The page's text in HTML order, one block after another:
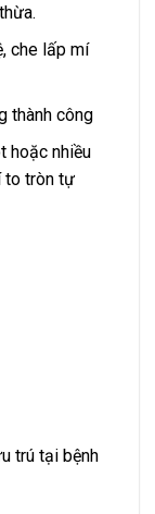
che lấp mí
thành công
hoặc nhiều
to tròn tự
trú tại bệnh